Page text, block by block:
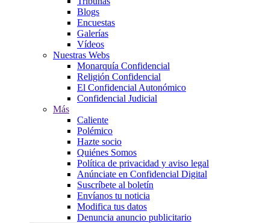
Blogs
Encuestas
Galerías
Vídeos
Nuestras Webs
Monarquía Confidencial
Religión Confidencial
El Confidencial Autonómico
Confidencial Judicial
Más
Caliente
Polémico
Hazte socio
Quiénes Somos
Política de privacidad y aviso legal
Anúnciate en Confidencial Digital
Suscríbete al boletín
Envíanos tu noticia
Modifica tus datos
Denuncia anuncio publicitario